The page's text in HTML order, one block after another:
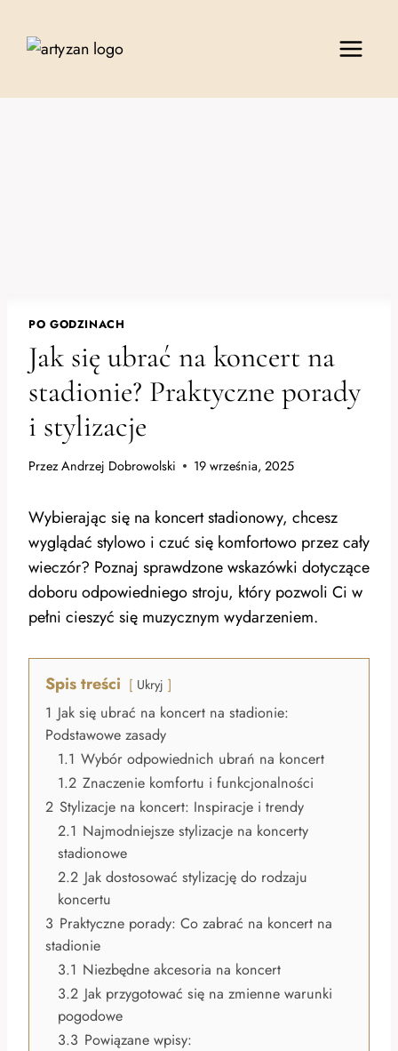
PO GODZINACH
Jak się ubrać na koncert na
stadionie? Praktyczne porady
i stylizacje
PrzezAndrzej Dobrowolski 19 września, 2025
Wybierając się na koncert stadionowy, chcesz
wyglądać stylowo i czuć się komfortowo przez cały
wieczór? Poznaj sprawdzone wskazówki dotyczące
doboru odpowiedniego stroju, który pozwoli Ci w
pełni cieszyć się muzycznym wydarzeniem.
Spis treści Ukryj
1 Jak się ubrać na koncert na stadionie:
Podstawowe zasady
1.1 Wybór odpowiednich ubrań na koncert
1.2 Znaczenie komfortu i funkcjonalności
2 Stylizacje na koncert: Inspiracje i trendy
2.1 Najmodniejsze stylizacje na koncerty
stadionowe
2.2 Jak dostosować stylizację do rodzaju
koncertu
3 Praktyczne porady: Co zabrać na koncert na
stadionie
3.1 Niezbędne akcesoria na koncert
3.2 Jak przygotować się na zmienne warunki
pogodowe
3.3 Powiązane wpisy: